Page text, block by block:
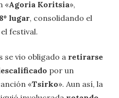
«Agoria Koritsia»,
8º lugar, consolidando el
festival.
se vio obligado a retirarse
por un
«Tsirko». Aun así, la